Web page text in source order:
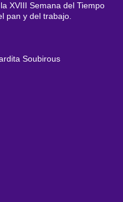
XVIII Semana del Tiempo
pan y del trabajo.
Soubirous